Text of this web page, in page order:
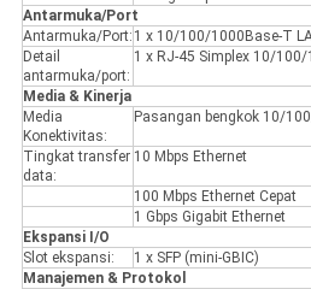
Antarmuka/Port
Antarmuka/Port: 1 x 10/100/1000Base-T
Detail
antarmuka/port:
1 x RJ-45 Simplex 10/
Media & Kinerja
Media
Konektivitas:
Pasangan bengkok 10/
Tingkat transfer
data:
10 Mbps Ethernet
100 Mbps Ethernet Cepat
1 Gbps Gigabit Ethernet
Ekspansi I/O
Slot ekspansi:
1 x SFP (mini-GBIC)
Manajemen & Protokol